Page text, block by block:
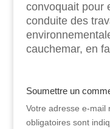
convoquait pour
conduite des
cauchemar, en
Soumettre un
Votre adresse e-mail
obligatoires sont